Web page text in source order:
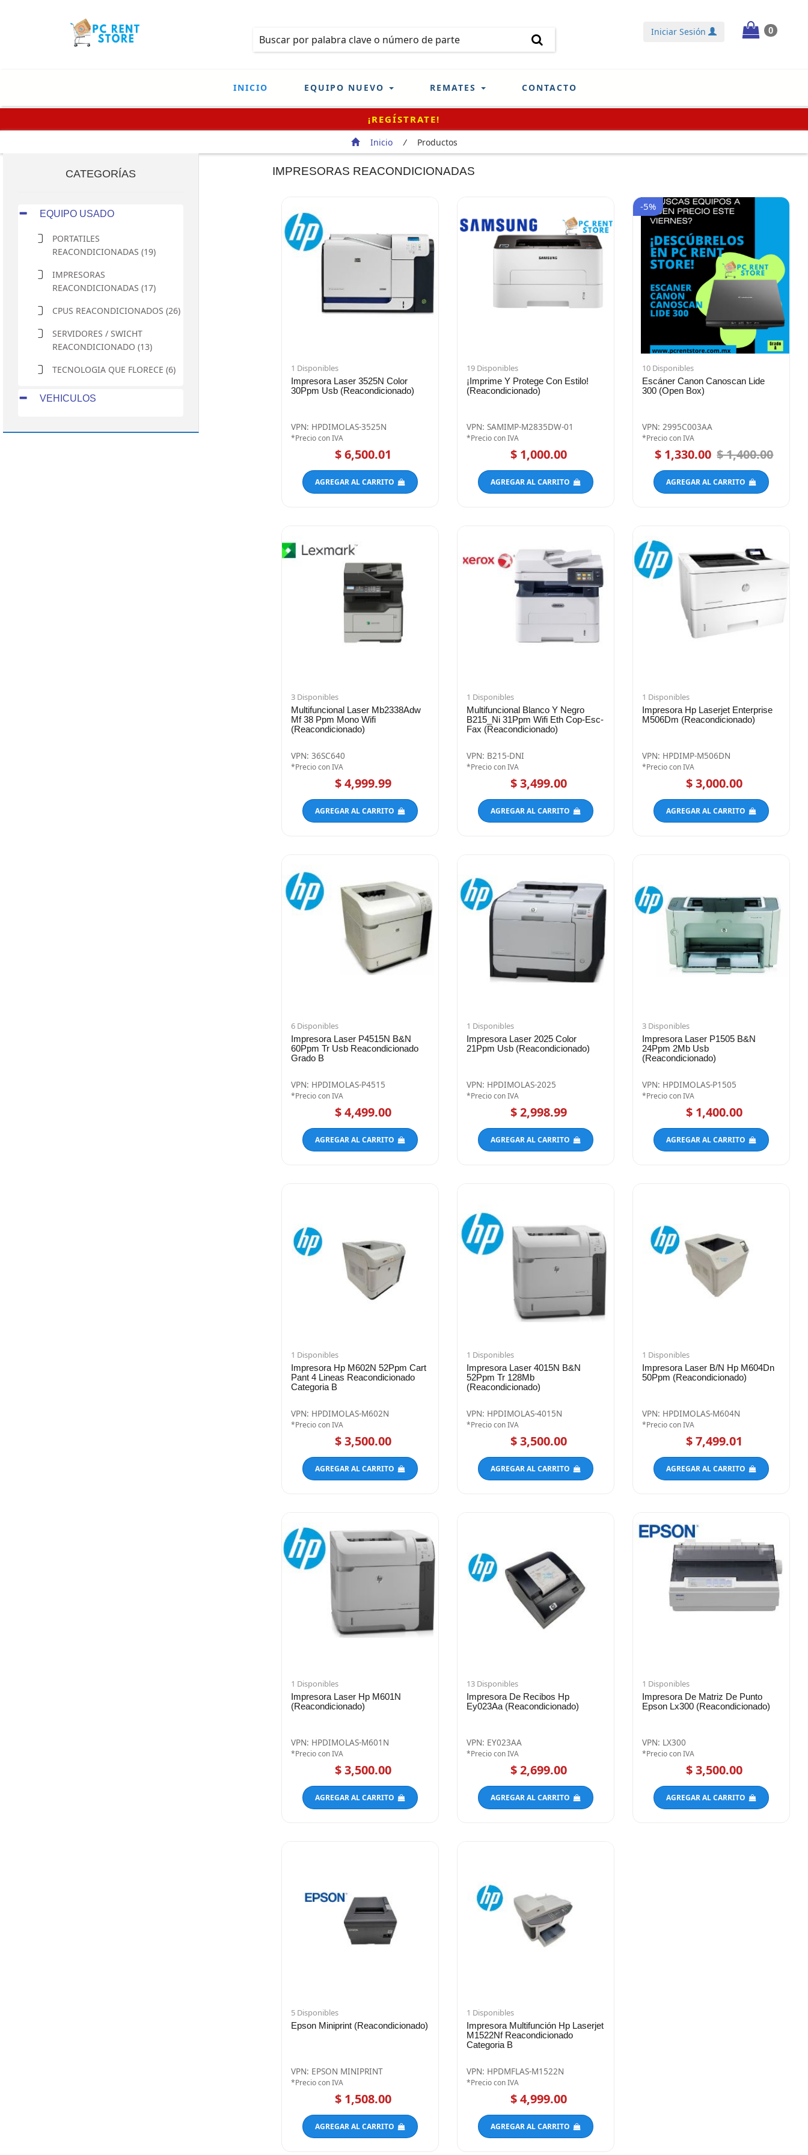
Iniciar Sesión 0
INICIO EQUIPO NUEVO REMATES CONTACTO
¡REGÍSTRATE!
Inicio / Productos
CATEGORÍAS
EQUIPO USADO
PORTATILES
REACONDICIONADAS (19)
IMPRESORAS
REACONDICIONADAS (17)
CPUS REACONDICIONADOS (26)
SERVIDORES / SWICHT
REACONDICIONADO (13)
TECNOLOGIA QUE FLORECE (6)
VEHICULOS
IMPRESORAS REACONDICIONADAS
1 Disponibles
Impresora Laser 3525N Color
30Ppm Usb (Reacondicionado)
VPN: HPDIMOLAS-3525N
*Precio con IVA
$ 6,500.01
AGREGAR AL CARRITO
19 Disponibles
¡Imprime Y Protege Con Estilo!
(Reacondicionado)
VPN: SAMIMP-M2835DW-01
*Precio con IVA
$ 1,000.00
AGREGAR AL CARRITO
-5%
10 Disponibles
Escáner Canon Canoscan Lide
300 (Open Box)
VPN: 2995C003AA
*Precio con IVA
$ 1,330.00 $ 1,400.00
AGREGAR AL CARRITO
3 Disponibles
Multifuncional Laser Mb2338Adw
Mf 38 Ppm Mono Wifi
(Reacondicionado)
VPN: 36SC640
*Precio con IVA
$ 4,999.99
AGREGAR AL CARRITO
1 Disponibles
Multifuncional Blanco Y Negro
B215_Ni 31Ppm Wifi Eth Cop-Esc-
Fax (Reacondicionado)
VPN: B215-DNI
*Precio con IVA
$ 3,499.00
AGREGAR AL CARRITO
1 Disponibles
Impresora Hp Laserjet Enterprise
M506Dm (Reacondicionado)
VPN: HPDIMP-M506DN
*Precio con IVA
$ 3,000.00
AGREGAR AL CARRITO
6 Disponibles
Impresora Laser P4515N B&N
60Ppm Tr Usb Reacondicionado
Grado B
VPN: HPDIMOLAS-P4515
*Precio con IVA
$ 4,499.00
AGREGAR AL CARRITO
1 Disponibles
Impresora Laser 2025 Color
21Ppm Usb (Reacondicionado)
VPN: HPDIMOLAS-2025
*Precio con IVA
$ 2,998.99
AGREGAR AL CARRITO
3 Disponibles
Impresora Laser P1505 B&N
24Ppm 2Mb Usb
(Reacondicionado)
VPN: HPDIMOLAS-P1505
*Precio con IVA
$ 1,400.00
AGREGAR AL CARRITO
1 Disponibles
Impresora Hp M602N 52Ppm Cart
Pant 4 Lineas Reacondicionado
Categoria B
VPN: HPDIMOLAS-M602N
*Precio con IVA
$ 3,500.00
AGREGAR AL CARRITO
1 Disponibles
Impresora Laser 4015N B&N
52Ppm Tr 128Mb
(Reacondicionado)
VPN: HPDIMOLAS-4015N
*Precio con IVA
$ 3,500.00
AGREGAR AL CARRITO
1 Disponibles
Impresora Laser B/N Hp M604Dn
50Ppm (Reacondicionado)
VPN: HPDIMOLAS-M604N
*Precio con IVA
$ 7,499.01
AGREGAR AL CARRITO
1 Disponibles
Impresora Laser Hp M601N
(Reacondicionado)
VPN: HPDIMOLAS-M601N
*Precio con IVA
$ 3,500.00
AGREGAR AL CARRITO
13 Disponibles
Impresora De Recibos Hp
Ey023Aa (Reacondicionado)
VPN: EY023AA
*Precio con IVA
$ 2,699.00
AGREGAR AL CARRITO
1 Disponibles
Impresora De Matriz De Punto
Epson Lx300 (Reacondicionado)
VPN: LX300
*Precio con IVA
$ 3,500.00
AGREGAR AL CARRITO
5 Disponibles
Epson Miniprint (Reacondicionado)
VPN: EPSON MINIPRINT
*Precio con IVA
$ 1,508.00
AGREGAR AL CARRITO
1 Disponibles
Impresora Multifunción Hp Laserjet
M1522Nf Reacondicionado
Categoria B
VPN: HPDMFLAS-M1522N
*Precio con IVA
$ 4,999.00
AGREGAR AL CARRITO